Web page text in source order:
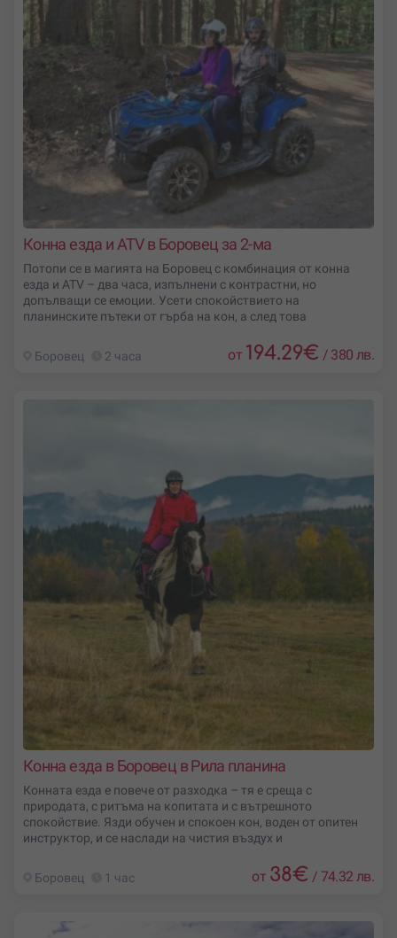
Конна езда и ATV в Боровец за 2-ма
Потопи се в магията на Боровец с комбинация от конна
езда и ATV – два часа, изпълнени с контрастни, но
допълващи се емоции. Усети спокойствието на
планинските пътеки от гърба на кон, а след това
Боровец 2 часа от 194.29€ / 380 лв.
Конна езда в Боровец в Рила планина
Конната езда е повече от разходка – тя е среща с
природата, с ритъма на копитата и с вътрешното
спокойствие. Язди обучен и спокоен кон, воден от опитен
инструктор, и се наслади на чистия въздух и
Боровец 1 час от 38€ / 74.32 лв.